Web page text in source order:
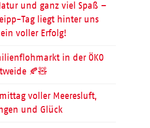
und ganz viel Spaß –
Tag liegt hinter uns
voller Erfolg!
in der ÖKO
🍂🧸
voller Meeresluft,
und Glück